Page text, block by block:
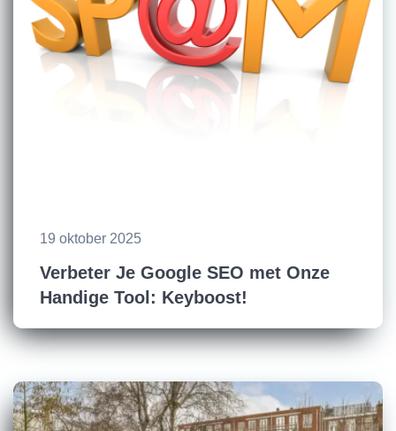
19 oktober 2025
Verbeter Je Google SEO met Onze
Handige Tool: Keyboost!